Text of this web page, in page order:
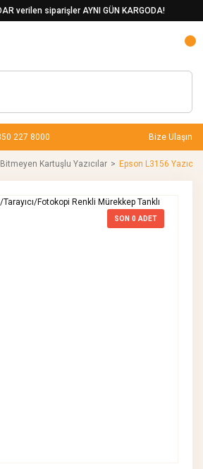
verilen siparişler AYNI GÜN KARGODA!
227 8000 Bize Ulaşın
Bitmeyen Kartuşlu Yazıcılar Epson L3156 Yazıcı/
SON 0 ADET